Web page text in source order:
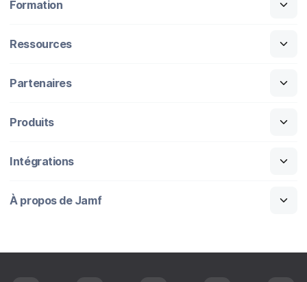
Formation
Ressources
Partenaires
Produits
Intégrations
À propos de Jamf